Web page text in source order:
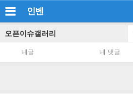
인벤
오픈이슈갤러리
내글 내 댓글